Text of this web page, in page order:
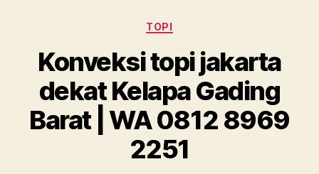
Categories
TOPI
Konveksi topi jakarta
dekat Kelapa Gading
Barat | WA 0812 8969
2251